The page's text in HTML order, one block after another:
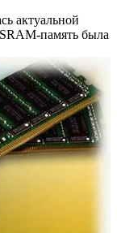
актуальной
память была